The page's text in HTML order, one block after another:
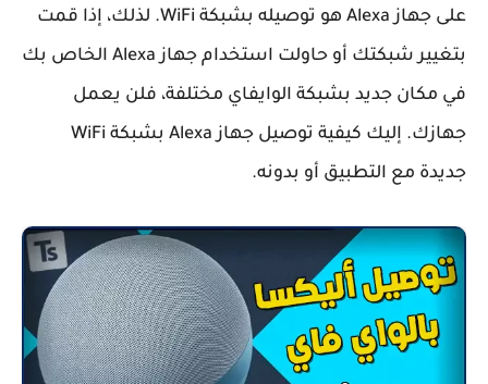
على جهاز Alexa هو توصيله بشبكة WiFi. لذلك، إذا قمت
بتغيير شبكتك أو حاولت استخدام جهاز Alexa الخاص بك
في مكان جديد بشبكة الوايفاي مختلفة، فلن يعمل
جهازك. إليك كيفية توصيل جهاز Alexa بشبكة WiFi
جديدة مع التطبيق أو بدونه.